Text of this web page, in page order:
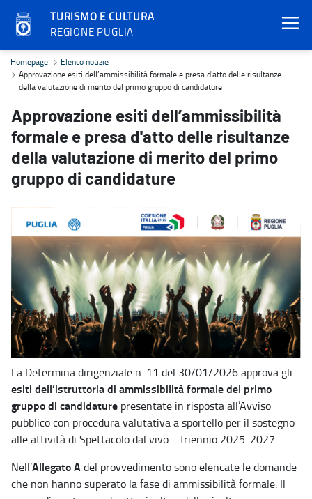
TURISMO E CULTURA
REGIONE PUGLIA
Approvazione esiti dell’ammissibilità formale e presa d'atto
Homepage
Elenco notizie
Approvazione esiti dell’ammissibilità formale e presa d'atto delle risultanze
della valutazione di merito del primo gruppo di candidature
Approvazione esiti dell’ammissibilità
formale e presa d'atto delle risultanze
della valutazione di merito del primo
gruppo di candidature
La Determina dirigenziale n. 11 del 30/01/2026 approva gli
esiti dell’istruttoria di ammissibilità formale del primo
gruppo di candidature presentate in risposta all’Avviso
pubblico con procedura valutativa a sportello per il sostegno
alle attività di Spettacolo dal vivo - Triennio 2025-2027.
Nell’Allegato Adel provvedimento sono elencate le domande
che non hanno superato la fase di ammissibilità formale. Il